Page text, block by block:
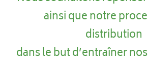
ainsi que notre
distribution
dans le but d’entraîner